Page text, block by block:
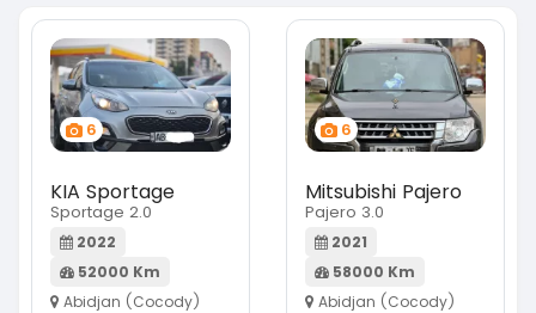
6
KIA Sportage
Sportage 2.0
2022
52000 Km
Abidjan (Cocody)
6
Mitsubishi Pajero
Pajero 3.0
2021
58000 Km
Abidjan (Cocody)